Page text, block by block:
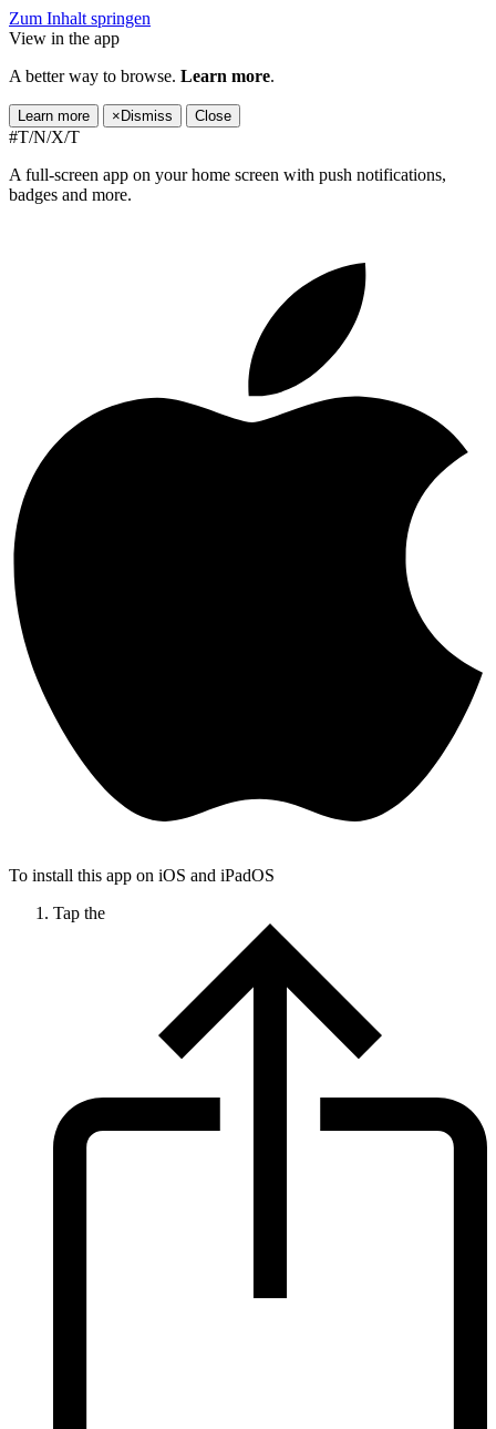
Zum Inhalt springen
View in the app
A better way to browse. Learn more.
Learn more × Dismiss Close
#T/N/X/T
A full-screen app on your home screen with push notifications,
badges and more.
To install this app on iOS and iPadOS
Tap the